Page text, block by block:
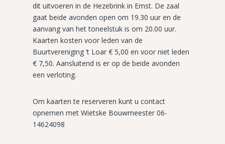
dit uitvoeren in de Hezebrink in Emst. De zaal
gaat beide avonden open om 19.30 uur en de
aanvang van het toneelstuk is om 20.00 uur.
Kaarten kosten voor leden van de
Buurtvereniging ’t Loar € 5,00 en voor niet leden
€ 7,50. Aansluitend is er op de beide avonden
een verloting.
Om kaarten te reserveren kunt u contact
opnemen met Wietske Bouwmeester 06-
14624098